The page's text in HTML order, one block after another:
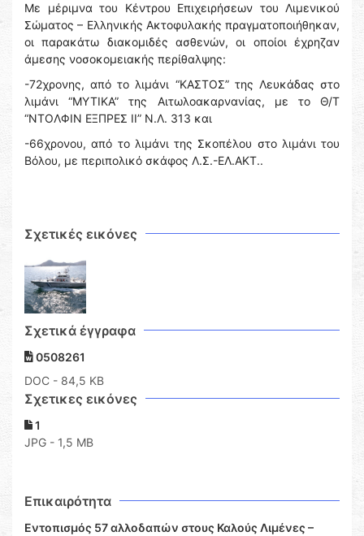
Με μέριμνα του Κέντρου Επιχειρήσεων του Λιμενικού
Σώματος – Ελληνικής Ακτοφυλακής πραγματοποιήθηκαν,
οι παρακάτω διακομιδές ασθενών, οι οποίοι έχρηζαν
άμεσης νοσοκομειακής περίθαλψης:
-72χρονης, από το λιμάνι “ΚΑΣΤΟΣ” της Λευκάδας στο
λιμάνι “ΜΥΤΙΚΑ” της Αιτωλοακαρνανίας, με το Θ/Τ
“ΝΤΟΛΦΙΝ ΕΞΠΡΕΣ ΙΙ” Ν.Λ. 313 και
-66χρονου, από το λιμάνι της Σκοπέλου στο λιμάνι του
Βόλου, με περιπολικό σκάφος Λ.Σ.-ΕΛ.ΑΚΤ..
Σχετικές εικόνες
Σχετικά έγγραφα
0508261
DOC - 84,5 KB
Σχετικες εικόνες
1
JPG - 1,5 MB
Επικαιρότητα
Εντοπισμός 57 αλλοδαπών στους Καλούς Λιμένες –